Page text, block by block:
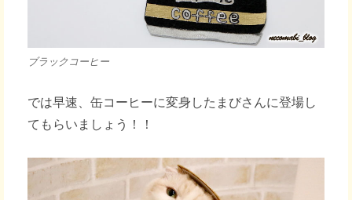
ブラックコーヒー
では早速、缶コーヒーに変身したまびさんに登場し
てもらいましょう！！